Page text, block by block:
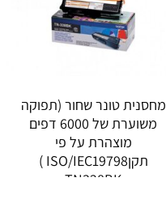
מחסנית טונר שחור (תפוקה
משוערת של 6000 דפים
מוצהרת על פי
תקןISO/IEC19798 )
TN328BK